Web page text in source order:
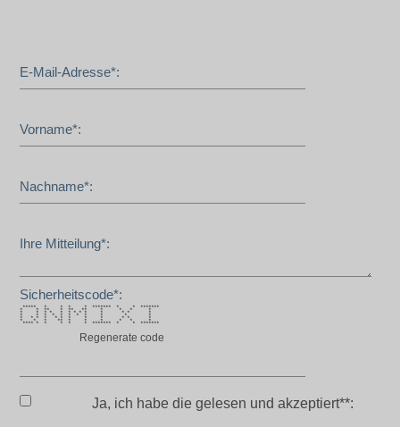
E-Mail-Adresse*:
Vorname*:
Nachname*:
Ihre Mitteilung*:
Sicherheitscode*:
***** * * * * ******* * * *******
* * ** * ** ** * * * *
* * * * * * * * * * * * *
* * * * * * * * * * *
* * * * * * * * * * * *
* * * ** * * * * * *
**** * * * * * ******* * * *******
Regenerate code
Ja, ich habe die gelesen und akzeptiert**: